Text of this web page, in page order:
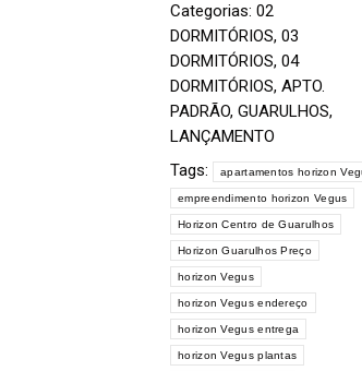
Categorias:02
DORMITÓRIOS,03
DORMITÓRIOS,04
DORMITÓRIOS,APTO.
PADRÃO,GUARULHOS,
LANÇAMENTO
Tags:
apartamentos horizon
empreendimento horizon Vegus
Horizon Centro de Guarulhos
Horizon Guarulhos Preço
horizon Vegus
horizon Vegus endereço
horizon Vegus entrega
horizon Vegus plantas